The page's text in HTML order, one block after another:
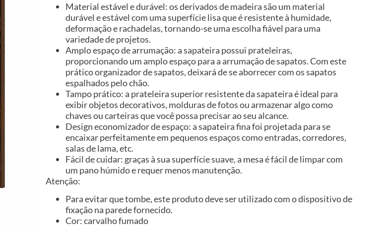
Material estável e durável: os derivados de madeira são um material
durável e estável com uma superfície lisa que é resistente à humidade,
deformação e rachadelas, tornando-se uma escolha fiável para uma
variedade de projetos.
Amplo espaço de arrumação: a sapateira possui prateleiras,
proporcionando um amplo espaço para a arrumação de sapatos. Com este
prático organizador de sapatos, deixará de se aborrecer com os sapatos
espalhados pelo chão.
Tampo prático: a prateleira superior resistente da sapateira é ideal para
exibir objetos decorativos, molduras de fotos ou armazenar algo como
chaves ou carteiras que você possa precisar ao seu alcance.
Design economizador de espaço: a sapateira fina foi projetada para se
encaixar perfeitamente em pequenos espaços como entradas, corredores,
salas de lama, etc.
Fácil de cuidar: graças à sua superfície suave, a mesa é fácil de limpar com
um pano húmido e requer menos manutenção.
Atenção:
Para evitar que tombe, este produto deve ser utilizado com o dispositivo de
fixação na parede fornecido.
Cor: carvalho fumado